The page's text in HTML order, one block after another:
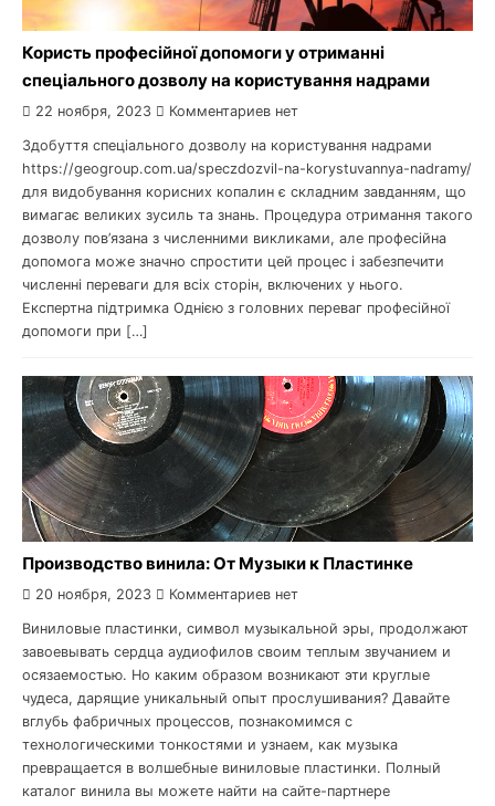
Користь професійної допомоги у отриманні
спеціального дозволу на користування надрами
22 ноября, 2023 Комментариев нет
Здобуття спеціального дозволу на користування надрами
https://geogroup.com.ua/speczdozvil-na-korystuvannya-nadramy/
для видобування корисних копалин є складним завданням, що
вимагає великих зусиль та знань. Процедура отримання такого
дозволу пов’язана з численними викликами, але професійна
допомога може значно спростити цей процес і забезпечити
численні переваги для всіх сторін, включених у нього.
Експертна підтримка Однією з головних переваг професійної
допомоги при […]
Производство винила: От Музыки к Пластинке
20 ноября, 2023 Комментариев нет
Виниловые пластинки, символ музыкальной эры, продолжают
завоевывать сердца аудиофилов своим теплым звучанием и
осязаемостью. Но каким образом возникают эти круглые
чудеса, дарящие уникальный опыт прослушивания? Давайте
вглубь фабричных процессов, познакомимся с
технологическими тонкостями и узнаем, как музыка
превращается в волшебные виниловые пластинки. Полный
каталог винила вы можете найти на сайте-партнере